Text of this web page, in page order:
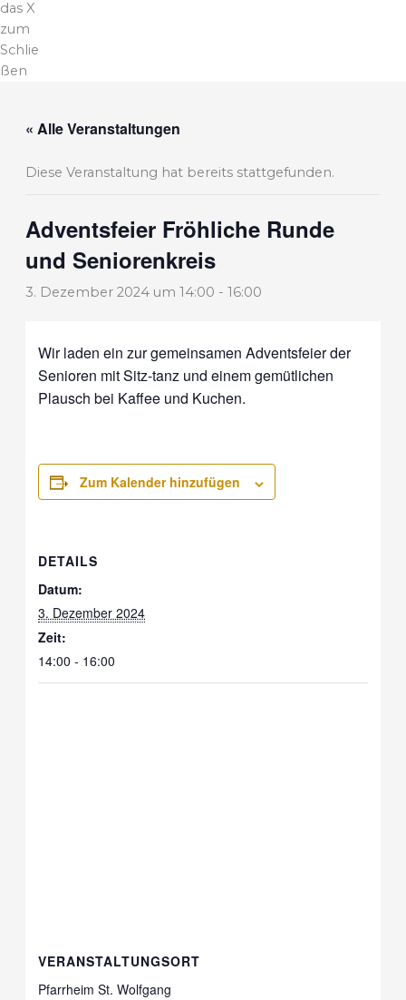
das X
zum
Schlie
ßen
« Alle Veranstaltungen
Diese Veranstaltung hat bereits stattgefunden.
Adventsfeier Fröhliche Runde
und Seniorenkreis
3. Dezember 2024 um 14:00 - 16:00
Wir laden ein zur gemeinsamen Adventsfeier der
Senioren mit Sitz-tanz und einem gemütlichen
Plausch bei Kaffee und Kuchen.
Zum Kalender hinzufügen
DETAILS
Datum:
3. Dezember 2024
Zeit:
14:00 - 16:00
VERANSTALTUNGSORT
Pfarrheim St. Wolfgang